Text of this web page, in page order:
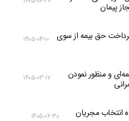
پیمان
حق بیمه از سوی
۱۴۰۵-۰۴-۱۰
و منظور نمودن
۱۴۰۵-۰۳-۱۷
انتخاب مجریان
۱۴۰۵-۰۲-۳۰